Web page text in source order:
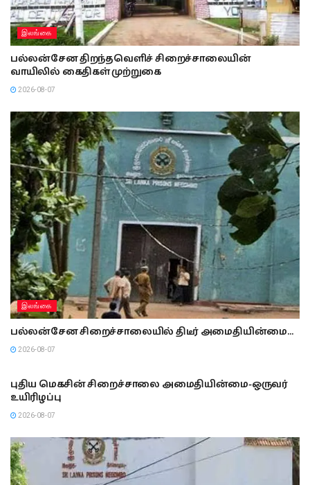
இலங்கை
பல்லன்சேன திறந்தவெளிச் சிறைச்சாலையின்
வாயிலில் கைதிகள் முற்றுகை
2026-08-07
இலங்கை
பல்லன்சேன சிறைச்சாலையில் திடீர் அமைதியின்மை…
2026-08-07
புதிய மெகசின் சிறைச்சாலை அமைதியின்மை-ஒருவர்
உயிரிழப்பு
2026-08-07